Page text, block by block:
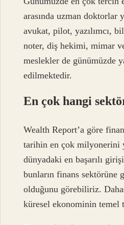
arasında uzman doktorlar
avukat, pilot, yazılımcı,
noter, diş hekimi, mimar
meslekler de günümüzde
edilmektedir.
En çok hangi
Wealth Report’a göre
tarihin en çok milyonerini
dünyadaki en başarılı
bunların finans sektörüne
olduğunu görebiliriz.
küresel ekonominin temel